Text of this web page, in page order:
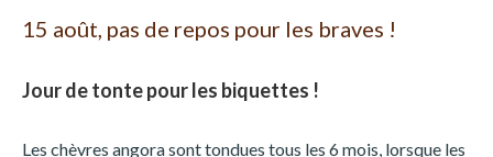
15 août, pas de repos pour les braves !
Jour de tonte pour les biquettes !
Les chèvres angora sont tondues tous les 6 mois, lorsque les